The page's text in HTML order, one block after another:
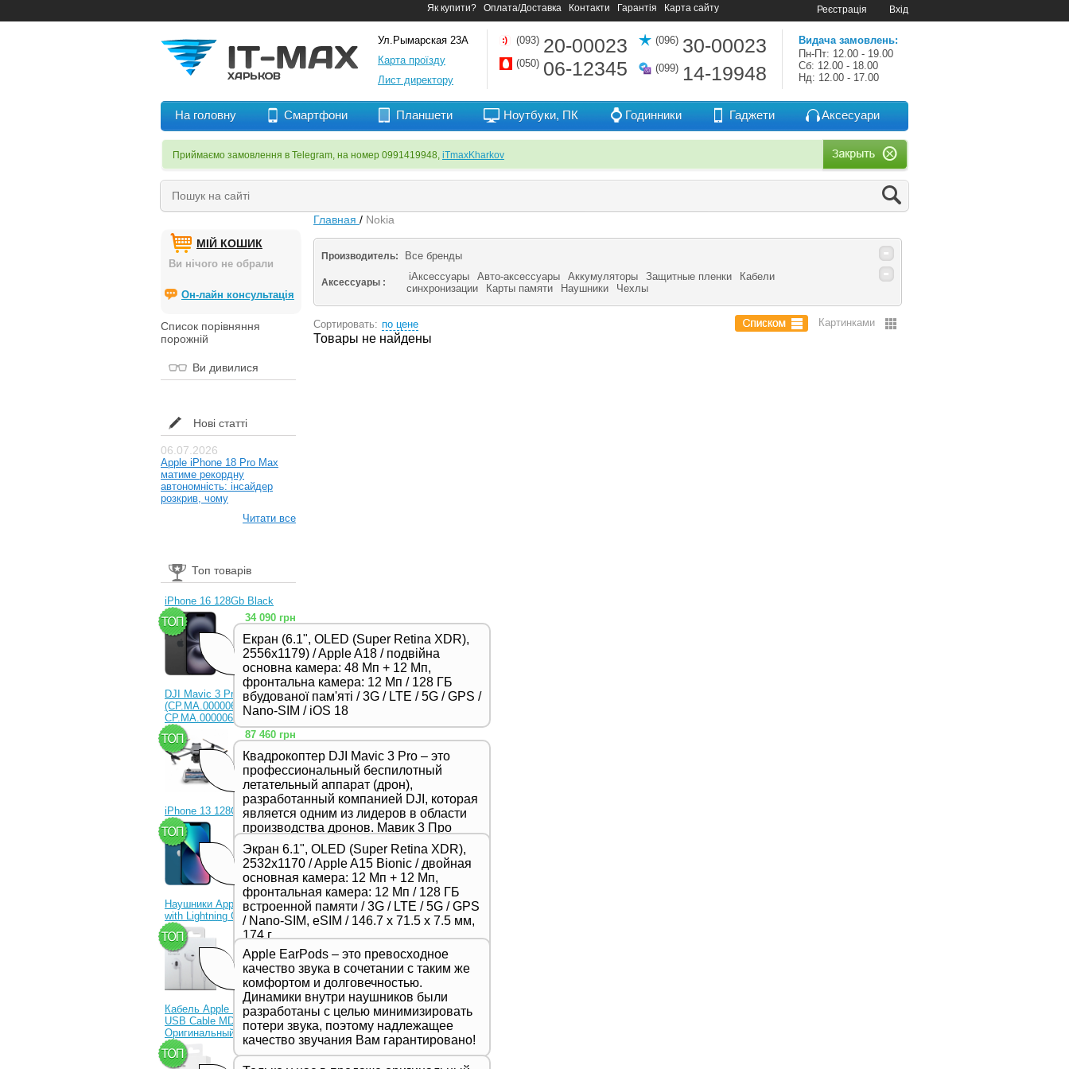
Як купити? Оплата/Доставка Контакти Гарантія Карта сайту Реєстрація Вхід
Ул.Рымарская 23А
Карта проїзду
Лист директору
(093) 20-00023
(050) 06-12345
(096) 30-00023
(099) 14-19948
Видача замовлень:
Пн-Пт: 12.00 - 19.00
Сб: 12.00 - 18.00
Нд: 12.00 - 17.00
На головну Смартфони Планшети Ноутбуки, ПК Годинники Гаджети Аксесуари
Приймаємо замовлення в Telegram, на номер 0991419948, iTmaxKharkov
МІЙ КОШИК
Ви нічого не обрали
Он-лайн консультація
Список порівняння
порожній
Ви дивилися
Нові статті
06.07.2026
Apple iPhone 18 Pro Max
матиме рекордну
автономність: інсайдер
розкрив, чому
Читати все
Топ товарів
iPhone 16 128Gb Black
Екран (6.1", OLED (Super Retina XDR),
2556x1179) / Apple A18 / подвійна
основна камера: 48 Мп + 12 Мп,
фронтальна камера: 12 Мп / 128 ГБ
вбудованої пам'яті / 3G / LTE / 5G / GPS /
Nano-SIM / iOS 18
34 090 грн
DJI Mavic 3 Pro (RC)
(CP.MA.00000654.01,
CP.MA.00000656.01)
Квадрокоптер DJI Mavic 3 Pro – это
профессиональный беспилотный
летательный аппарат (дрон),
разработанный компанией DJI, которая
является одним из лидеров в области
производства дронов. Мавик 3 Про
представляет собой новейшую модель
в серии Mavic и отличается высоким
качеством съемки, продвинутыми
функциями и улучшенной
производительностью,
предназначенной для
профессиональных фотографов и
видеооператоров.
87 460 грн
iPhone 13 128Gb Blue
Экран 6.1", OLED (Super Retina XDR),
2532x1170 / Apple A15 Bionic / двойная
основная камера: 12 Мп + 12 Мп,
фронтальная камера: 12 Мп / 128 ГБ
встроенной памяти / 3G / LTE / 5G / GPS
/ Nano-SIM, eSIM / 146.7 х 71.5 х 7.5 мм,
174 г
23 330 грн
Наушники Apple EarPods
with Lightning Connector
Apple EarPods – это превосходное
качество звука в сочетании с таким же
комфортом и долговечностью.
Динамики внутри наушников были
разработаны с целью минимизировать
потери звука, поэтому надлежащее
качество звучания Вам гарантировано!
1 350 грн
Кабель Apple Lightning to
USB Cable MD818ZM
Оригинальный!
Главная / Nokia
Производитель: Все бренды
Аксессуары : iАксессуары Авто-аксессуары Аккумуляторы Защитные пленки
Кабели
синхронизации
Карты памяти Наушники Чехлы
Сортировать: по цене
Товары не найдены